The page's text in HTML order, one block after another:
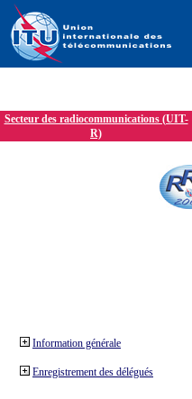
Secteur des radiocommunications (UIT-
R)
Information générale
Enregistrement des délégués